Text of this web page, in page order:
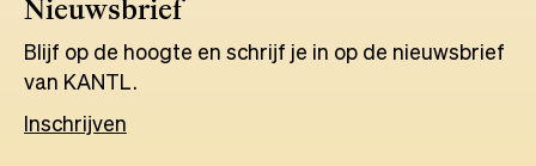
Nieuwsbrief
Blijf op de hoogte en schrijf je in op de nieuwsbrief
van KANTL.
Inschrijven